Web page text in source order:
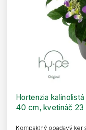
Hortenzia
40 cm, kvetináč 23
Kompaktný opadavý ker